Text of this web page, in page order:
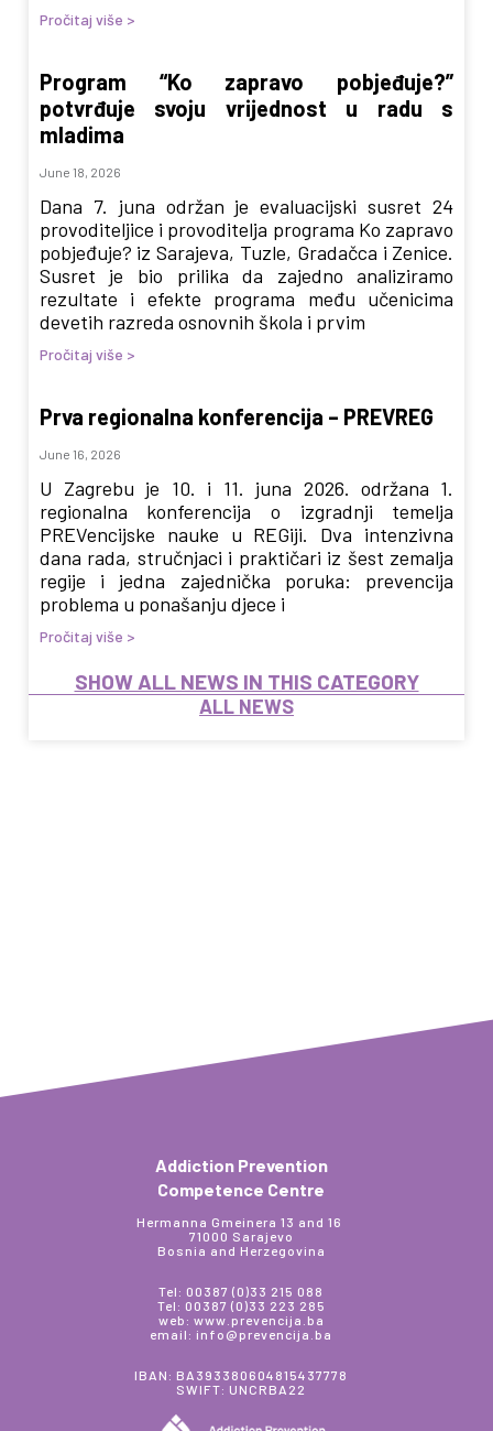
Pročitaj više >
Program “Ko zapravo pobjeđuje?”
potvrđuje svoju vrijednost u radu s
mladima
June 18, 2026
Dana 7. juna održan je evaluacijski susret 24
provoditeljice i provoditelja programa Ko zapravo
pobjeđuje? iz Sarajeva, Tuzle, Gradačca i Zenice.
Susret je bio prilika da zajedno analiziramo
rezultate i efekte programa među učenicima
devetih razreda osnovnih škola i prvim
Pročitaj više >
Prva regionalna konferencija – PREVREG
June 16, 2026
U Zagrebu je 10. i 11. juna 2026. održana 1.
regionalna konferencija o izgradnji temelja
PREVencijske nauke u REGiji. Dva intenzivna
dana rada, stručnjaci i praktičari iz šest zemalja
regije i jedna zajednička poruka: prevencija
problema u ponašanju djece i
Pročitaj više >
SHOW ALL NEWS IN THIS CATEGORY
ALL NEWS
Addiction Prevention
Competence Centre
Hermanna Gmeinera 13 and 16
71000 Sarajevo
Bosnia and Herzegovina
Tel: 00387 (0)33 215 088
Tel: 00387 (0)33 223 285
web: www.prevencija.ba
email: info@prevencija.ba
IBAN: BA393380604815437778
SWIFT: UNCRBA22